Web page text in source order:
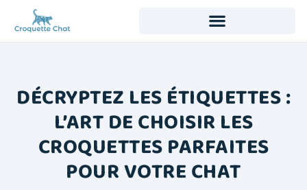
DÉCRYPTEZ LES ÉTIQUETTES :
L’ART DE CHOISIR LES
CROQUETTES PARFAITES
POUR VOTRE CHAT